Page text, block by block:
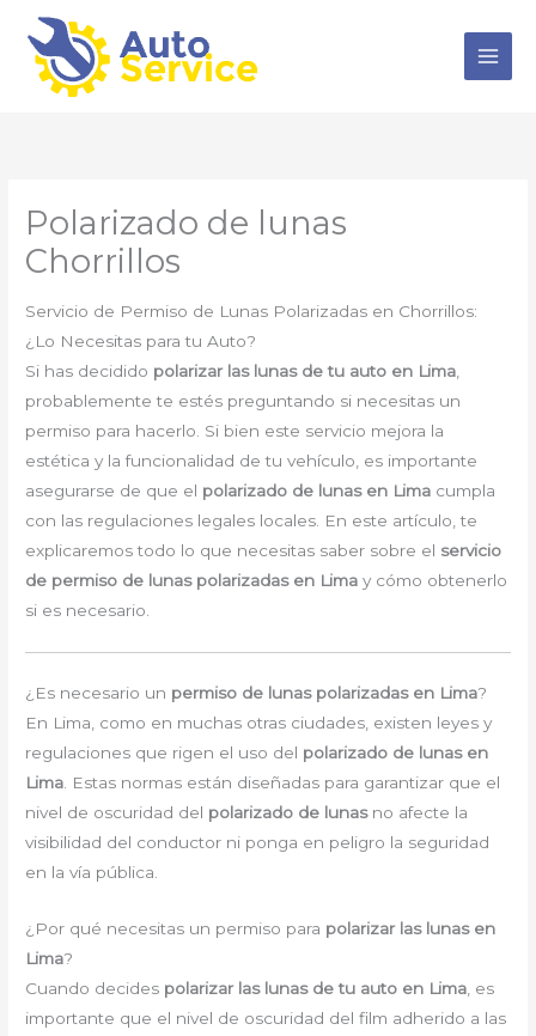
contenido
Polarizado de lunas
Chorrillos
Servicio de Permiso de Lunas Polarizadas en Chorrillos:
¿Lo Necesitas para tu Auto?
Si has decidido polarizar las lunas de tu auto en Lima,
probablemente te estés preguntando si necesitas un
permiso para hacerlo. Si bien este servicio mejora la
estética y la funcionalidad de tu vehículo, es importante
asegurarse de que el polarizado de lunas en Lima cumpla
con las regulaciones legales locales. En este artículo, te
explicaremos todo lo que necesitas saber sobre el servicio
de permiso de lunas polarizadas en Lima y cómo obtenerlo
si es necesario.
¿Es necesario un permiso de lunas polarizadas en Lima?
En Lima, como en muchas otras ciudades, existen leyes y
regulaciones que rigen el uso del polarizado de lunas en
Lima . Estas normas están diseñadas para garantizar que el
nivel de oscuridad del polarizado de lunasno afecte la
visibilidad del conductor ni ponga en peligro la seguridad
en la vía pública.
¿Por qué necesitas un permiso para polarizar las lunas en
Lima?
Cuando decides polarizar las lunas de tu auto en Lima , es
importante que el nivel de oscuridad del film adherido a las